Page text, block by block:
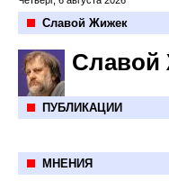
Славой Жижек
Славой
ПУБЛИКАЦИИ
МНЕНИЯ